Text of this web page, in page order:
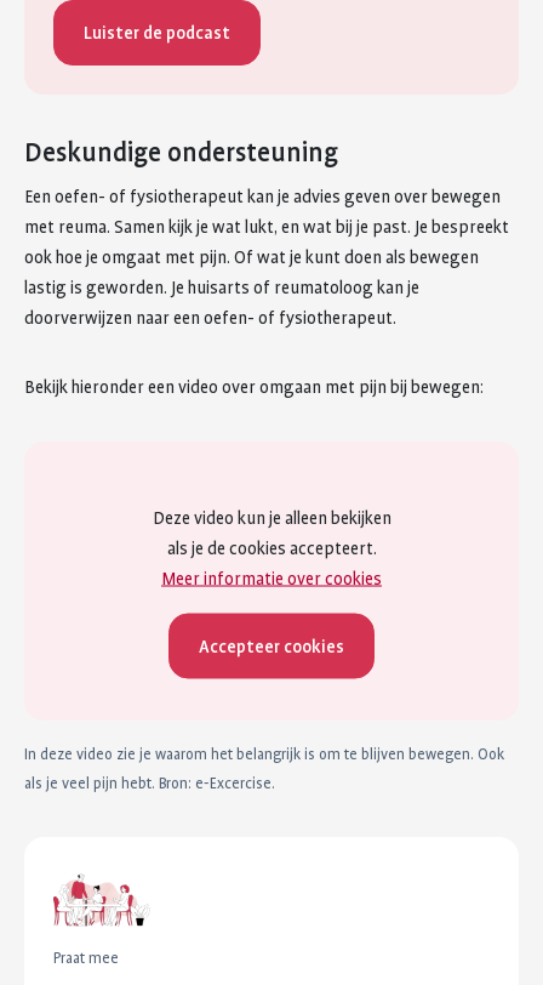
Luister de podcast
Deskundige ondersteuning
Een oefen- of fysiotherapeut kan je advies geven over bewegen
met reuma. Samen kijk je wat lukt, en wat bij je past. Je bespreekt
ook hoe je omgaat met pijn. Of wat je kunt doen als bewegen
lastig is geworden. Je huisarts of reumatoloog kan je
doorverwijzen naar een oefen- of fysiotherapeut.
Bekijk hieronder een video over omgaan met pijn bij bewegen:
Deze video kun je alleen bekijken
als je de cookies accepteert.
Meer informatie over cookies
Accepteer cookies
In deze video zie je waarom het belangrijk is om te blijven bewegen. Ook
als je veel pijn hebt. Bron: e-Excercise.
Praat mee